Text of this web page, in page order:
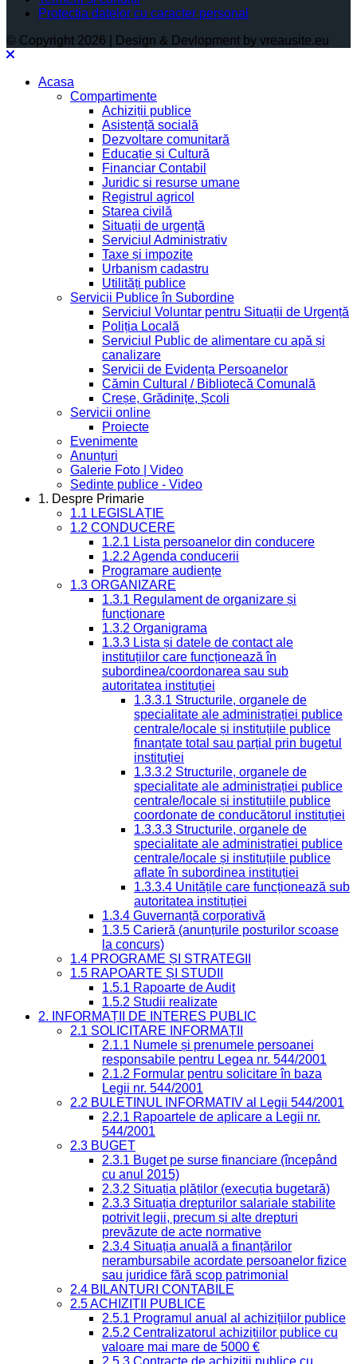
Protectia datelor cu caracter personal
© Copyright 2026 | Design & Devlopment by vreausite.eu
Acasa
Compartimente
Achiziții publice
Asistență socială
Dezvoltare comunitară
Educație și Cultură
Financiar Contabil
Juridic si resurse umane
Registrul agricol
Starea civilă
Situații de urgență
Serviciul Administrativ
Taxe și impozite
Urbanism cadastru
Utilități publice
Servicii Publice în Subordine
Serviciul Voluntar pentru Situații de Urgență
Poliția Locală
Serviciul Public de alimentare cu apă și
canalizare
Servicii de Evidența Persoanelor
Cămin Cultural / Bibliotecă Comunală
Creșe, Grădinițe, Școli
Servicii online
Proiecte
Evenimente
Anunțuri
Galerie Foto | Video
Sedinte publice - Video
1. Despre Primarie
1.1 LEGISLAȚIE
1.2 CONDUCERE
1.2.1 Lista persoanelor din conducere
1.2.2 Agenda conducerii
Programare audiențe
1.3 ORGANIZARE
1.3.1 Regulament de organizare și
funcționare
1.3.2 Organigrama
1.3.3 Lista și datele de contact ale
instituțiilor care funcționează în
subordinea/coordonarea sau sub
autoritatea instituției
1.3.3.1 Structurile, organele de
specialitate ale administrației publice
centrale/locale și instituțiile publice
finanțate total sau parțial prin bugetul
instituției
1.3.3.2 Structurile, organele de
specialitate ale administrației publice
centrale/locale și instituțiile publice
coordonate de conducătorul instituției
1.3.3.3 Structurile, organele de
specialitate ale administrației publice
centrale/locale și instituțiile publice
aflate în subordinea instituției
1.3.3.4 Unitățile care funcționează sub
autoritatea instituției
1.3.4 Guvernanță corporativă
1.3.5 Carieră (anunțurile posturilor scoase
la concurs)
1.4 PROGRAME ȘI STRATEGII
1.5 RAPOARTE ȘI STUDII
1.5.1 Rapoarte de Audit
1.5.2 Studii realizate
2. INFORMAȚII DE INTERES PUBLIC
2.1 SOLICITARE INFORMAȚII
2.1.1 Numele și prenumele persoanei
responsabile pentru Legea nr. 544/2001
2.1.2 Formular pentru solicitare în baza
Legii nr. 544/2001
2.2 BULETINUL INFORMATIV al Legii 544/2001
2.2.1 Rapoartele de aplicare a Legii nr.
544/2001
2.3 BUGET
2.3.1 Buget pe surse financiare (începând
cu anul 2015)
2.3.2 Situația plăților (execuția bugetară)
2.3.3 Situația drepturilor salariale stabilite
potrivit legii, precum și alte drepturi
prevăzute de acte normative
2.3.4 Situația anuală a finanțărilor
nerambursabile acordate persoanelor fizice
sau juridice fără scop patrimonial
2.4 BILANȚURI CONTABILE
2.5 ACHIZIȚII PUBLICE
2.5.1 Programul anual al achizițiilor publice
2.5.2 Centralizatorul achizițiilor publice cu
valoare mai mare de 5000 €
2.5.3 Contracte de achiziții publice cu